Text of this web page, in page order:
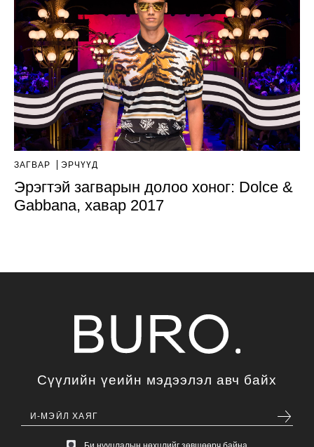
ЗАГВАР ЭРЧҮҮД
Эрэгтэй загварын долоо хоног: Dolce &
Gabbana, хавар 2017
Сүүлийн үеийн мэдээлэл авч байх